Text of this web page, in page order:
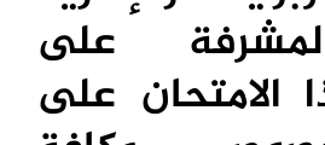
على
الامتحان على